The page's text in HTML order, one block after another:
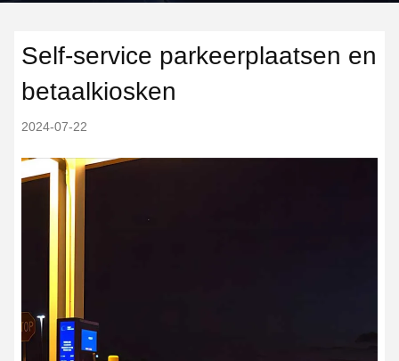
Self-service parkeerplaatsen en
betaalkiosken
2024-07-22